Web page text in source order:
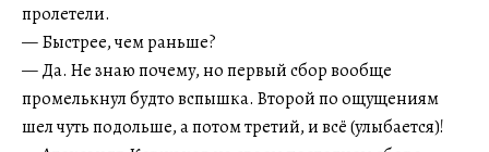
пролетели.
— Быстрее, чем раньше?
— Да. Не знаю почему, но первый сбор вообще
промелькнул будто вспышка. Второй по ощущениям
шел чуть подольше, а потом третий, и всё (улыбается)!